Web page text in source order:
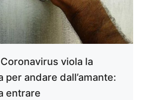
viola la
per andare dall’amante:
entrare